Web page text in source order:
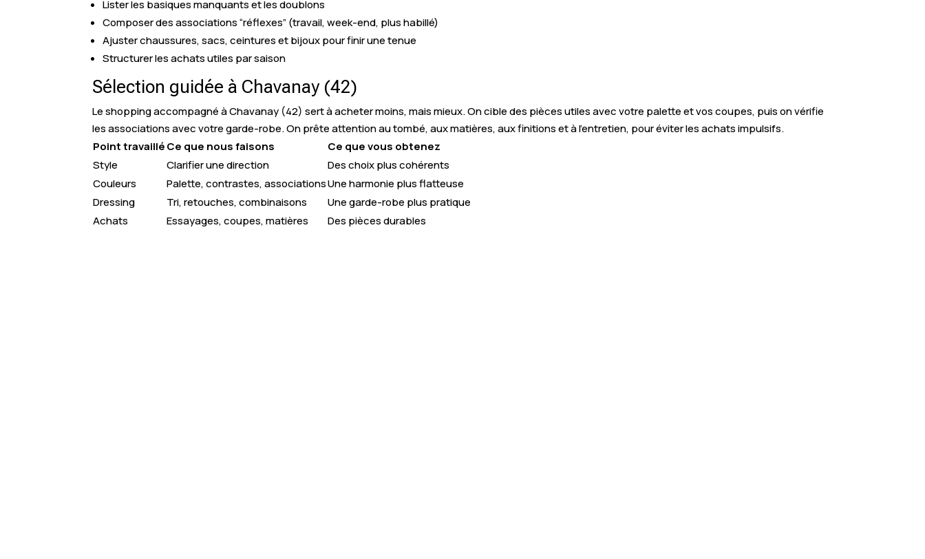
Lister les basiques manquants et les doublons
Composer des associations “réflexes” (travail, week-end, plus habillé)
Ajuster chaussures, sacs, ceintures et bijoux pour finir une tenue
Structurer les achats utiles par saison
Sélection guidée à Chavanay (42)
Le shopping accompagné à Chavanay (42) sert à acheter moins, mais mieux. On cible des pièces utiles avec votre palette et vos coupes, puis on vérifie
les associations avec votre garde-robe. On prête attention au tombé, aux matières, aux finitions et à l’entretien, pour éviter les achats impulsifs.
Point travailléCe que nous faisons
Ce que vous obtenez
Style
Clarifier une direction
Des choix plus cohérents
Couleurs
Palette, contrastes, associationsUne harmonie plus flatteuse
Dressing
Tri, retouches, combinaisons
Une garde-robe plus pratique
Achats
Essayages, coupes, matières Des pièces durables